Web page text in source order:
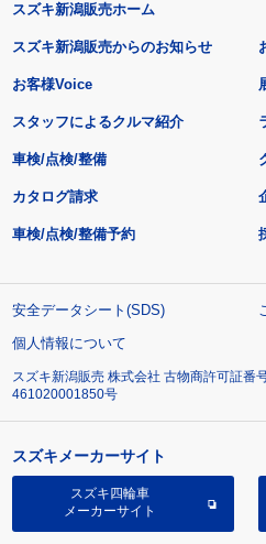
スズキ新潟販売ホーム
スズキ新潟販売からのお知らせ
お客様Voice
スタッフによるクルマ紹介
車検/点検/整備
カタログ請求
車検/点検/整備予約
安全データシート(SDS)
個人情報について
スズキ新潟販売 株式会社 古物商許可証番
461020001850号
スズキメーカーサイト
スズキ四輪車
メーカーサイト